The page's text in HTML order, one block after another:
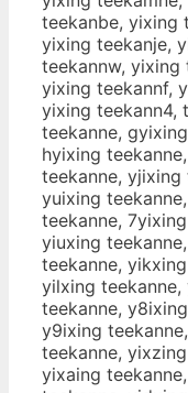
teekanbe, yixing
yixing teekanje,
teekannw, yixing
yixing teekannf,
yixing teekann4,
teekanne,
hyixing
teekanne, yjixing
yuixing
teekanne,
yiuxing
teekanne,
yilxing
teekanne,
y9ixing
teekanne,
yixaing